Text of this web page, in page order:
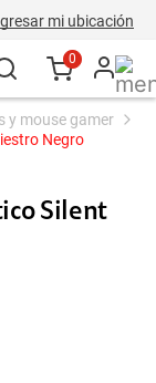
mi ubicación
0
y mouse gamer
Negro
Silent